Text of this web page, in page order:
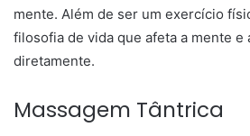
mente. Além de ser um exercício
filosofia de vida que afeta a mente e
diretamente.
Massagem Tântrica